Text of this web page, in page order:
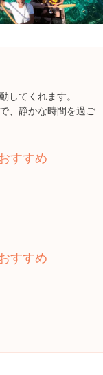
してくれます。
、静かな時間を過ご
すすめ
すすめ